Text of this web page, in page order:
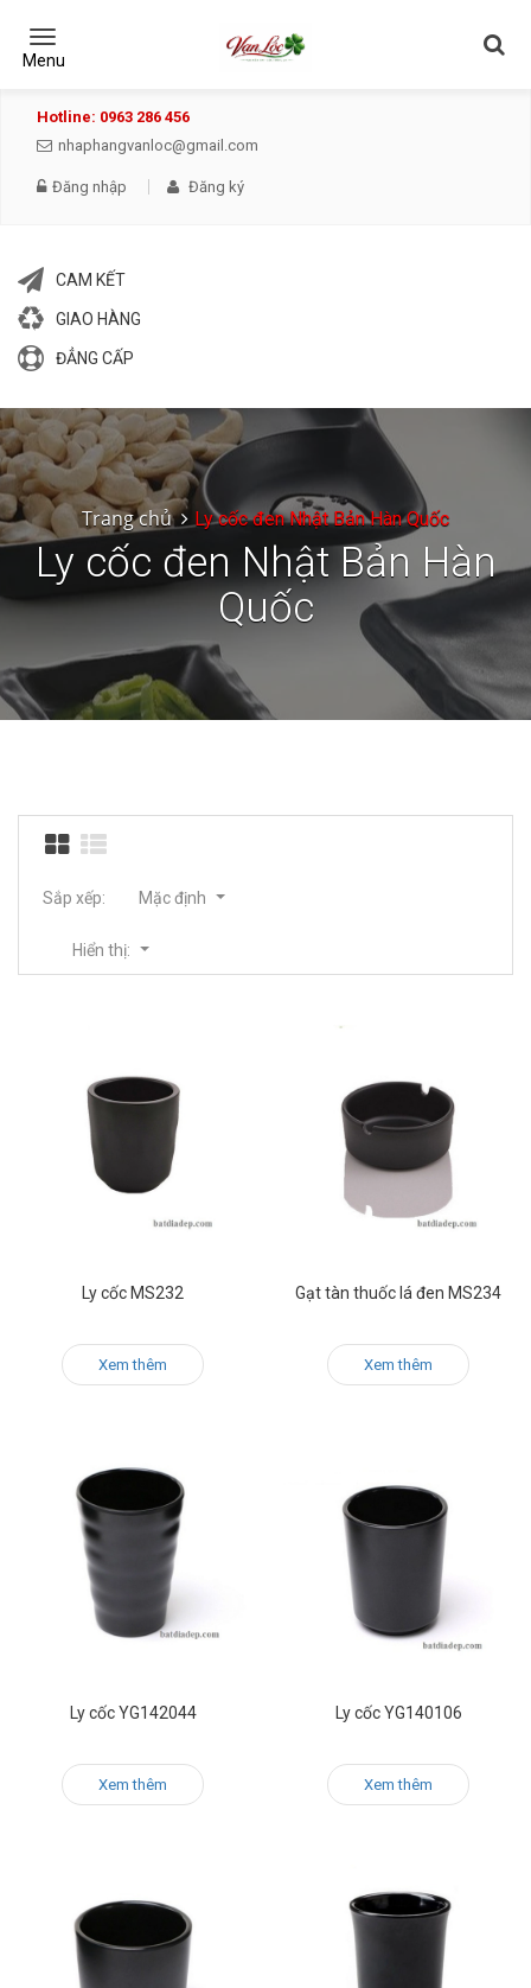
Hotline: 0963 286 456
nhaphangvanloc@gmail.com
Đăng nhập Đăng ký
CAM KẾT
GIAO HÀNG
ĐẲNG CẤP
Toggle
Menu
Trang chủ Ly cốc đen Nhật Bản Hàn Quốc
Ly cốc đen Nhật Bản Hàn
Quốc
Sắp xếp: Mặc định
Hiển thị:
Ly cốc MS232
Xem thêm
Gạt tàn thuốc lá đen MS234
Xem thêm
Ly cốc YG142044
Xem thêm
Ly cốc YG140106
Xem thêm